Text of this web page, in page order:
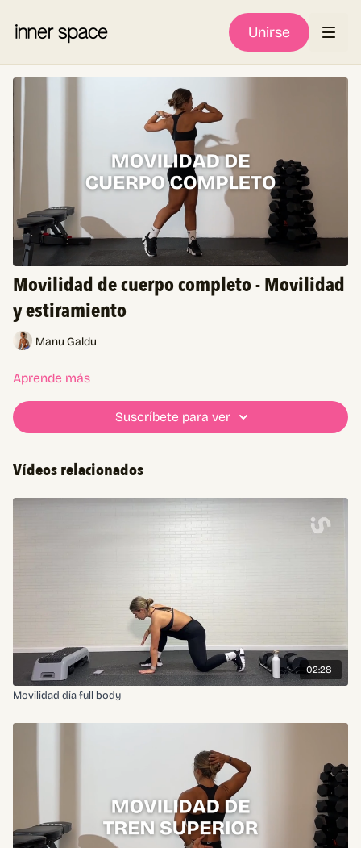
Unirse
Movilidad de cuerpo completo - Movilidad
y estiramiento
Manu Galdu
Aprende más
Suscríbete para ver
Vídeos relacionados
02:28
Movilidad día full body